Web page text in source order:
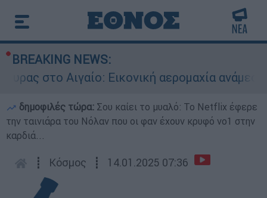
BREAKING NEWS:
Εικονική αερομαχία ανάμεσα σε
δημοφιλές τώρα: Σου καίει το μυαλό: Το Netflix έφερε
την ταινιάρα του Νόλαν που οι φαν έχουν κρυφό νο1 στην
καρδιά...
┋ Κόσμος ┋ 14.01.2025 07:36